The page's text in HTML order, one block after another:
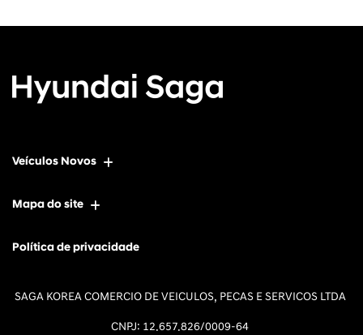
Veículos Novos
Mapa do site
Política de privacidade
SAGA KOREA COMERCIO DE VEICULOS, PECAS E SERVICOS LTDA
CNPJ: 12.657.826/0009-64